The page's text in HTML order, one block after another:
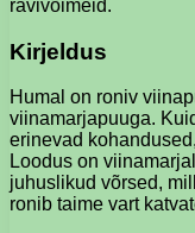
ravivõimeid.
Kirjeldus
Humal on roniv
viinamarjapuuga.
erinevad
Loodus on
juhuslikud võrsed,
ronib taime vart